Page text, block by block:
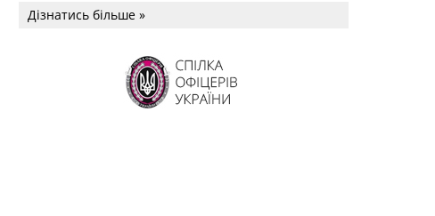
OPUS MAGNUM Олега К. Романчука
Дізнатись більше »